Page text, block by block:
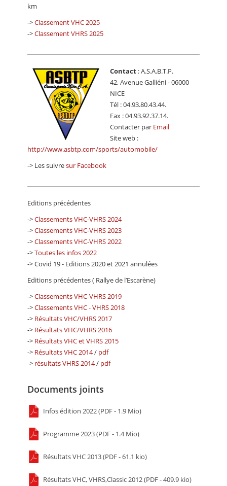
km
->Classement VHC 2025
->Classement VHRS 2025
Contact : A.S.A.B.T.P.
42, Avenue Galliéni - 06000
NICE
Tél : 04.93.80.43.44.
Fax : 04.93.92.37.14.
Contacter par Email
Site web :
http://www.asbtp.com/sports/automobile/
-> Les suivresur Facebook
Editions précédentes
->Classements VHC-VHRS 2024
->Classements VHC-VHRS 2023
->Classements VHC-VHRS 2022
->Toutes les infos 2022
-> Covid 19 - Editions 2020 et 2021 annulées
Editions précédentes ( Rallye de l’Escarène)
->Classements VHC-VHRS 2019
->Classements VHC - VHRS 2018
-> Résultats VHC/VHRS 2017
-> Résultats VHC/VHRS 2016
-> Résultats VHC et VHRS 2015
-> Résultats VHC 2014/ pdf
-> résultats VHRS 2014/ pdf
Documents joints
Infos édition 2022 (PDF - 1.9 Mio)
Programme 2023 (PDF - 1.4 Mio)
Résultats VHC 2013 (PDF - 61.1 kio)
Résultats VHC, VHRS,Classic 2012 (PDF - 409.9 kio)